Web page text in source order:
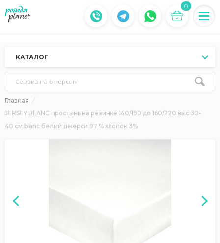
0
КАТАЛОГ
Сервиз на 6 персон
Главная
JERSEY BLANC простынь на резинке 140/190 до 160/220 выс 30-
40 см blanc белый джерси 97 % хлопок 3%